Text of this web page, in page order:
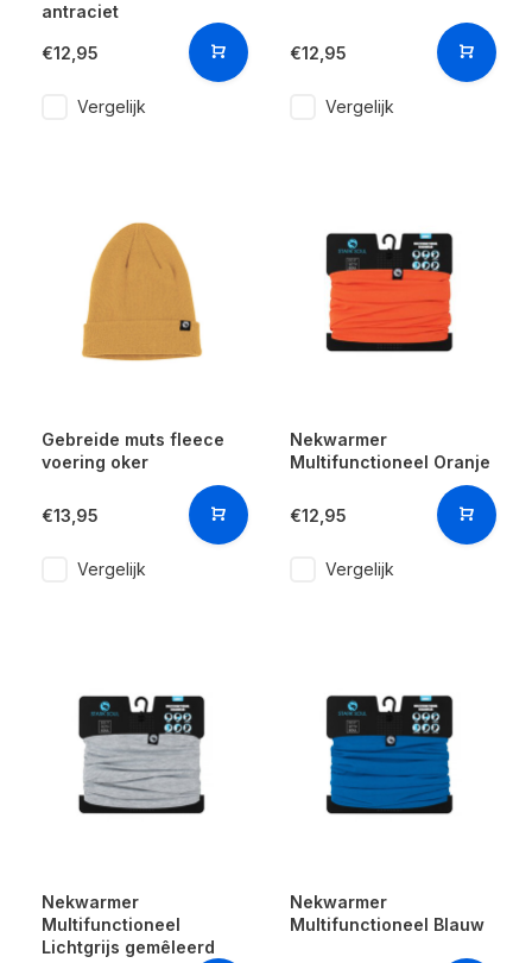
antraciet
€12,95
Vergelijk
€12,95
Vergelijk
Gebreide muts fleece
voering oker
€13,95
Vergelijk
Nekwarmer
Multifunctioneel Oranje
€12,95
Vergelijk
Nekwarmer
Multifunctioneel
Lichtgrijs gemêleerd
Nekwarmer
Multifunctioneel Blauw